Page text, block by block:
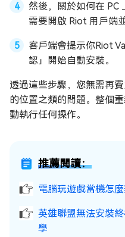
然後，關於如何在 PC
需要開啟 Riot 用戶端
客戶端會提示你Riot
認」開始自動安裝。
透過這些步驟，您無需再
的位置之類的問題。整個
動執行任何操作。
推薦閱讀：
電腦玩遊戲當機怎
英雄聯盟無法安裝
學